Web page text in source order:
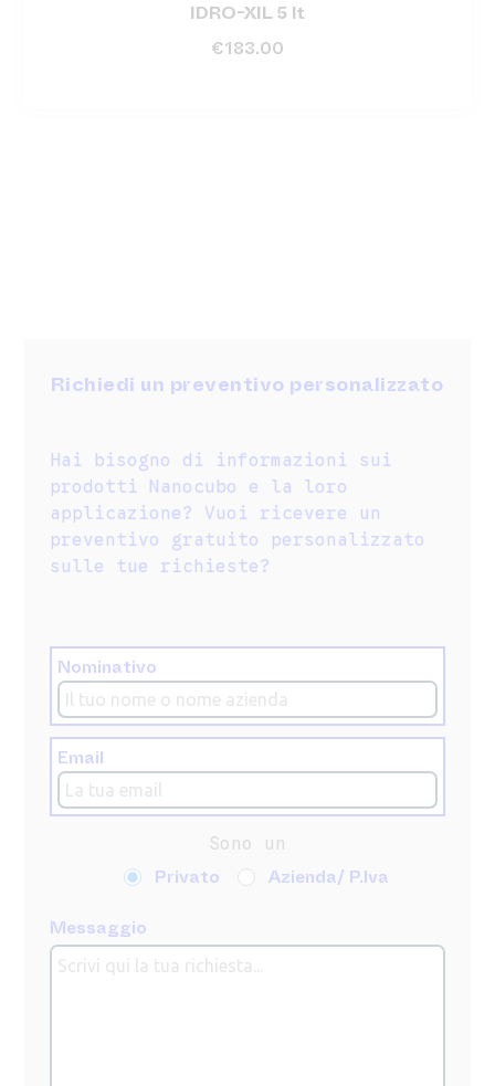
IDRO-XIL 5 lt
€183.00
Richiedi un preventivo personalizzato
Hai bisogno di informazioni sui
prodotti Nanocubo e la loro
applicazione? Vuoi ricevere un
preventivo gratuito personalizzato
sulle tue richieste?
Nominativo
Email
Sono un
Privato
Azienda/ P.Iva
Messaggio